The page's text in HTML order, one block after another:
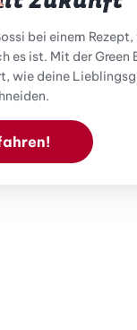
bei einem
es ist. Mit der Green
wie deine